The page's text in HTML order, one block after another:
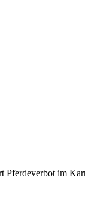
Pferdeverbot im